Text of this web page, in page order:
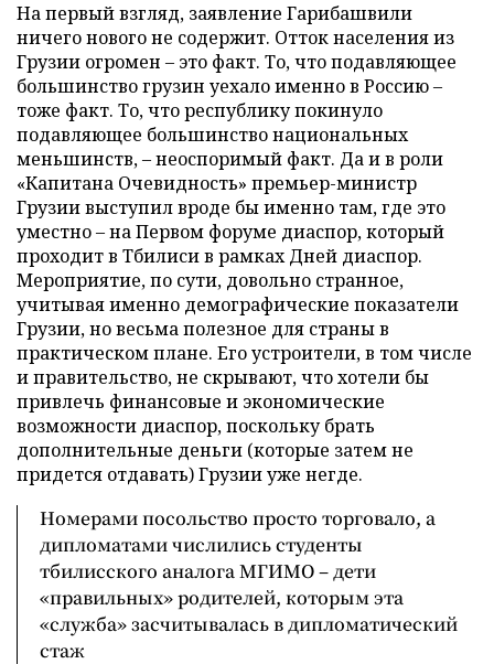
На первый взгляд, заявление Гарибашвили
ничего нового не содержит. Отток населения из
Грузии огромен – это факт. То, что подавляющее
большинство грузин уехало именно в Россию –
тоже факт. То, что республику покинуло
подавляющее большинство национальных
меньшинств, – неоспоримый факт. Да и в роли
«Капитана Очевидность» премьер-министр
Грузии выступил вроде бы именно там, где это
уместно – на Первом форуме диаспор, который
проходит в Тбилиси в рамках Дней диаспор.
Мероприятие, по сути, довольно странное,
учитывая именно демографические показатели
Грузии, но весьма полезное для страны в
практическом плане. Его устроители, в том числе
и правительство, не скрывают, что хотели бы
привлечь финансовые и экономические
возможности диаспор, поскольку брать
дополнительные деньги (которые затем не
придется отдавать) Грузии уже негде.
Номерами посольство просто торговало, а
дипломатами числились студенты
тбилисского аналога МГИМО – дети
«правильных» родителей, которым эта
«служба» засчитывалась в дипломатический
стаж